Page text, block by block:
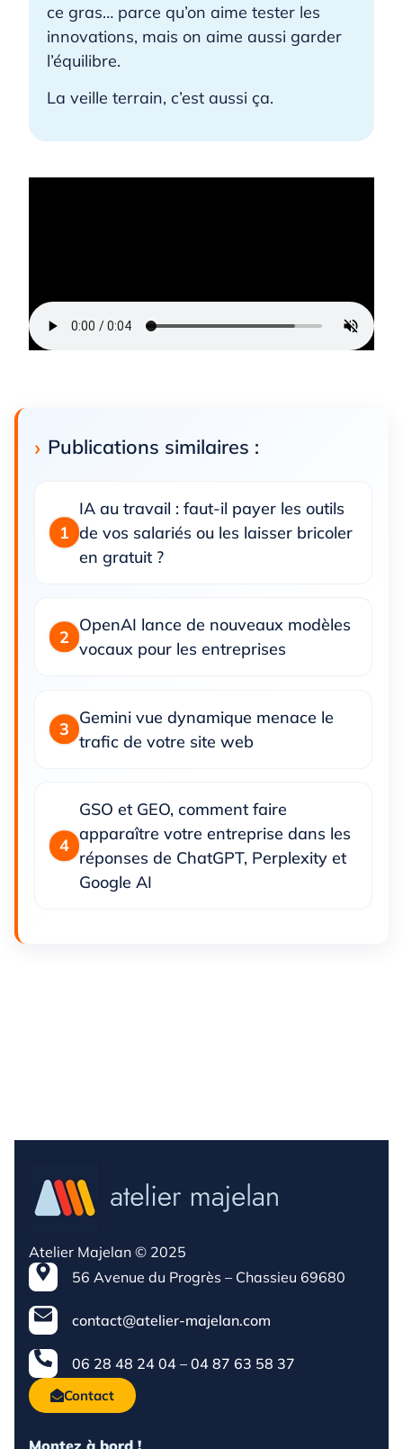
ce gras… parce qu’on aime tester les
innovations, mais on aime aussi garder
l’équilibre.
La veille terrain, c’est aussi ça.
Publications similaires :
IA au travail : faut-il payer les outils
de vos salariés ou les laisser bricoler
en gratuit ?
OpenAI lance de nouveaux modèles
vocaux pour les entreprises
Gemini vue dynamique menace le
trafic de votre site web
GSO et GEO, comment faire
apparaître votre entreprise dans les
réponses de ChatGPT, Perplexity et
Google AI
Atelier Majelan © 2025
56 Avenue du Progrès – Chassieu 69680
contact@atelier-majelan.com
06 28 48 24 04 – 04 87 63 58 37
Contact